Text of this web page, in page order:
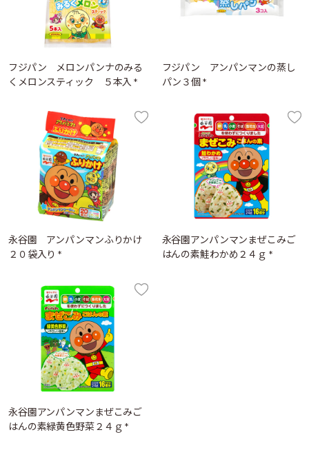
フジパン メロンパンナのみる
くメロンスティック ５本入 *
フジパン アンパンマンの蒸し
パン３個 *
永谷園 アンパンマンふりかけ
２０袋入り *
永谷園アンパンマンまぜこみご
はんの素鮭わかめ２４ｇ *
永谷園アンパンマンまぜこみご
はんの素緑黄色野菜２４ｇ *